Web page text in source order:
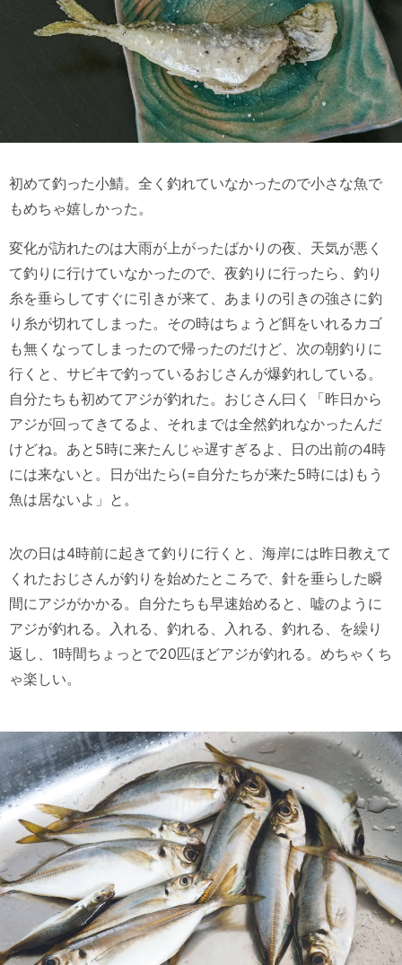
初めて釣った小鯖。全く釣れていなかったので小さな魚で
もめちゃ嬉しかった。
変化が訪れたのは大雨が上がったばかりの夜、天気が悪く
て釣りに行けていなかったので、夜釣りに行ったら、釣り
糸を垂らしてすぐに引きが来て、あまりの引きの強さに釣
り糸が切れてしまった。その時はちょうど餌をいれるカゴ
も無くなってしまったので帰ったのだけど、次の朝釣りに
行くと、サビキで釣っているおじさんが爆釣れしている。
自分たちも初めてアジが釣れた。おじさん曰く「昨日から
アジが回ってきてるよ、それまでは全然釣れなかったんだ
けどね。あと5時に来たんじゃ遅すぎるよ、日の出前の4時
には来ないと。日が出たら(=自分たちが来た5時には)もう
魚は居ないよ」と。
次の日は4時前に起きて釣りに行くと、海岸には昨日教えて
くれたおじさんが釣りを始めたところで、針を垂らした瞬
間にアジがかかる。自分たちも早速始めると、嘘のように
アジが釣れる。入れる、釣れる、入れる、釣れる、を繰り
返し、1時間ちょっとで20匹ほどアジが釣れる。めちゃくち
ゃ楽しい。